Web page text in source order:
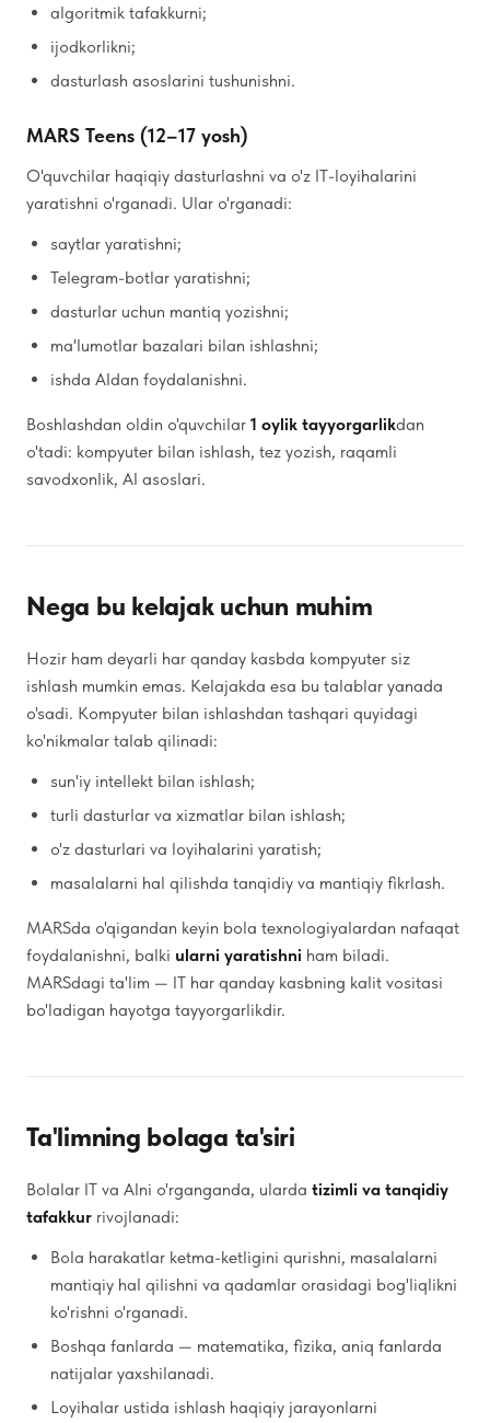
algoritmik tafakkurni;
ijodkorlikni;
dasturlash asoslarini tushunishni.
MARS Teens (12–17 yosh)
O'quvchilar haqiqiy dasturlashni va o'z IT-loyihalarini
yaratishni o'rganadi. Ular o'rganadi:
saytlar yaratishni;
Telegram-botlar yaratishni;
dasturlar uchun mantiq yozishni;
ma'lumotlar bazalari bilan ishlashni;
ishda AIdan foydalanishni.
Boshlashdan oldin o'quvchilar 1 oylik tayyorgarlikdan
o'tadi: kompyuter bilan ishlash, tez yozish, raqamli
savodxonlik, AI asoslari.
Nega bu kelajak uchun muhim
Hozir ham deyarli har qanday kasbda kompyuter siz
ishlash mumkin emas. Kelajakda esa bu talablar yanada
o'sadi. Kompyuter bilan ishlashdan tashqari quyidagi
ko'nikmalar talab qilinadi:
sun'iy intellekt bilan ishlash;
turli dasturlar va xizmatlar bilan ishlash;
o'z dasturlari va loyihalarini yaratish;
masalalarni hal qilishda tanqidiy va mantiqiy fikrlash.
MARSda o'qigandan keyin bola texnologiyalardan nafaqat
foydalanishni, balki ularni yaratishni ham biladi.
MARSdagi ta'lim — IT har qanday kasbning kalit vositasi
bo'ladigan hayotga tayyorgarlikdir.
Ta'limning bolaga ta'siri
Bolalar IT va AIni o'rganganda, ularda tizimli va tanqidiy
tafakkur rivojlanadi:
Bola harakatlar ketma-ketligini qurishni, masalalarni
mantiqiy hal qilishni va qadamlar orasidagi bog'liqlikni
ko'rishni o'rganadi.
Boshqa fanlarda — matematika, fizika, aniq fanlarda
natijalar yaxshilanadi.
Loyihalar ustida ishlash haqiqiy jarayonlarni